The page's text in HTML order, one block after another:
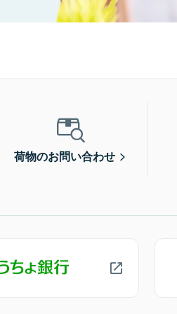
荷物のお問い合わせ